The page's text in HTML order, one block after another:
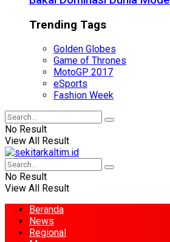
Trending Tags
Golden Globes
Game of Thrones
MotoGP 2017
eSports
Fashion Week
No Result
View All Result
No Result
View All Result
Beranda
News
Regional